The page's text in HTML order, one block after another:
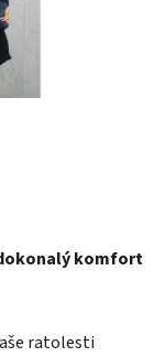
komfort
ratolesti